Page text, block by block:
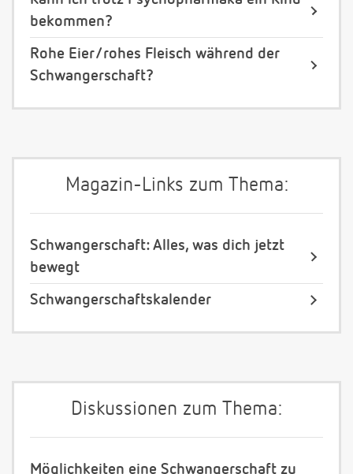
bekommen?
Rohe Eier/rohes Fleisch während der
Schwangerschaft?
Magazin-Links zum Thema:
Schwangerschaft: Alles, was dich jetzt
bewegt
Schwangerschaftskalender
Diskussionen zum Thema:
Möglichkeiten eine Schwangerschaft zu